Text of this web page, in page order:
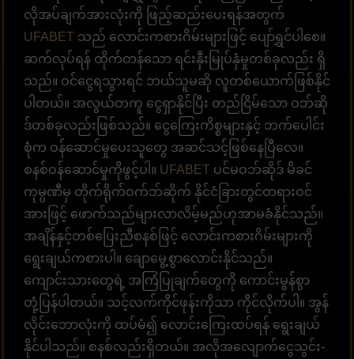
လိုအပ်ချက်အားလုံးကို ဖြည့်ဆည်းပေးရန်အတွက်
UFABET သည် လောင်းကစားဂိမ်းများဖြင့် ပျော်ရွှင်ပါစေ။
ဆက်လုပ်ရန် ထိုက်တန်သော ရင်းနှီးမြုပ်နှံမှုတစ်ခုလည်း ရှိ
သည်။ ဝင်ငွေရသွားရင် ဘယ်သူမဆို လူတစ်ယောက်ဖြစ်နိုင်
ပါတယ်။ အလွယ်တကူ ငွေရှာနိုင်ပြီး တည်ငြိမ်သော ဝဘ်ဆို
ဒ်တစ်ခုလည်းဖြစ်သည်။ ငွေကြေးကိစ္စများနှင့် ဘက်ပေါင်း
စုံက ဝန်ဆောင်မှုပေးသူတွေ အဆင်သင့်ဖြစ်နေပြီလေ။
စနစ်ဝန်ဆောင်မှုကိုဖွင့်ပါ။ UFABET ပင်မဝဘ်ဆိုဒ် မိခင်
ကုမ္ပဏီမှ တိုက်ရိုက်ဝက်ဘ်ဆိုက် နိုင်ငံခြားတွင်တရားဝင်
အားဖြင့် ဖောက်သည်များလာလိမ့်မည်ဟုအာမခံနိုင်သည်။
အချိန်နှင့်တစ်ပြေးညီစနစ်ဖြင့် လောင်းကစားဂိမ်းများကို
ရွေးချယ်ကစားပါ။ ချောမွေ့စွာလောင်းနိုင်သည်။
ကျောင်းသားတွေရဲ့ အကြံပြုချက်တွေကို ကောင်းမွန်စွာ
တုံ့ပြန်ပါတယ်။ သင့်လက်ကိုင်ဖုန်းကိုသာ ကိုင်လိုက်ပါ။ အွန်
လိုင်းဘောလုံးကို ထပ်မံ၍ လောင်းကြေးထပ်ရန် ရွေးချယ်
နိုင်ပါသည်။ စနစ်လည်းရှိတယ်။ အလိုအလျောက်ငွေသွင်း-